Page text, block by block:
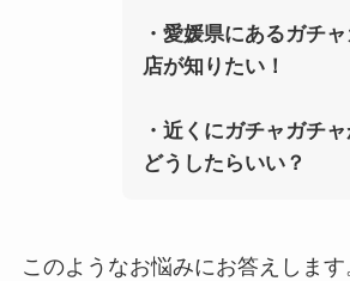
・愛媛県にあるガチ
店が知りたい！
・近くにガチャガチ
どうしたらいい？
このようなお悩みにお答えします